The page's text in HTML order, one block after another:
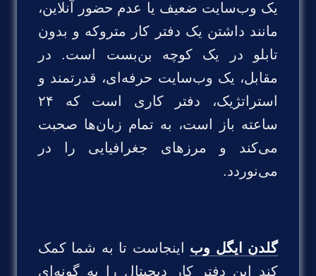
یک وب‌سایت ضعیف یا عدم حضور آنلاین،
مانند داشتن یک دفتر کار متروکه و بدون
تابلو در یک کوچه بن‌بست است. در
مقابل، یک وب‌سایت حرفه‌ای، قدرتمند و
استراتژیک، دفتر کاری است که ۲۴
ساعته باز است، به تمام زبان‌ها صحبت
می‌کند و مرزهای جغرافیایی را در
می‌نوردد.
گلدن ایگل وب اینجاست تا به شما کمک
کند این دفتر کار دیجیتال را به گونه‌ای